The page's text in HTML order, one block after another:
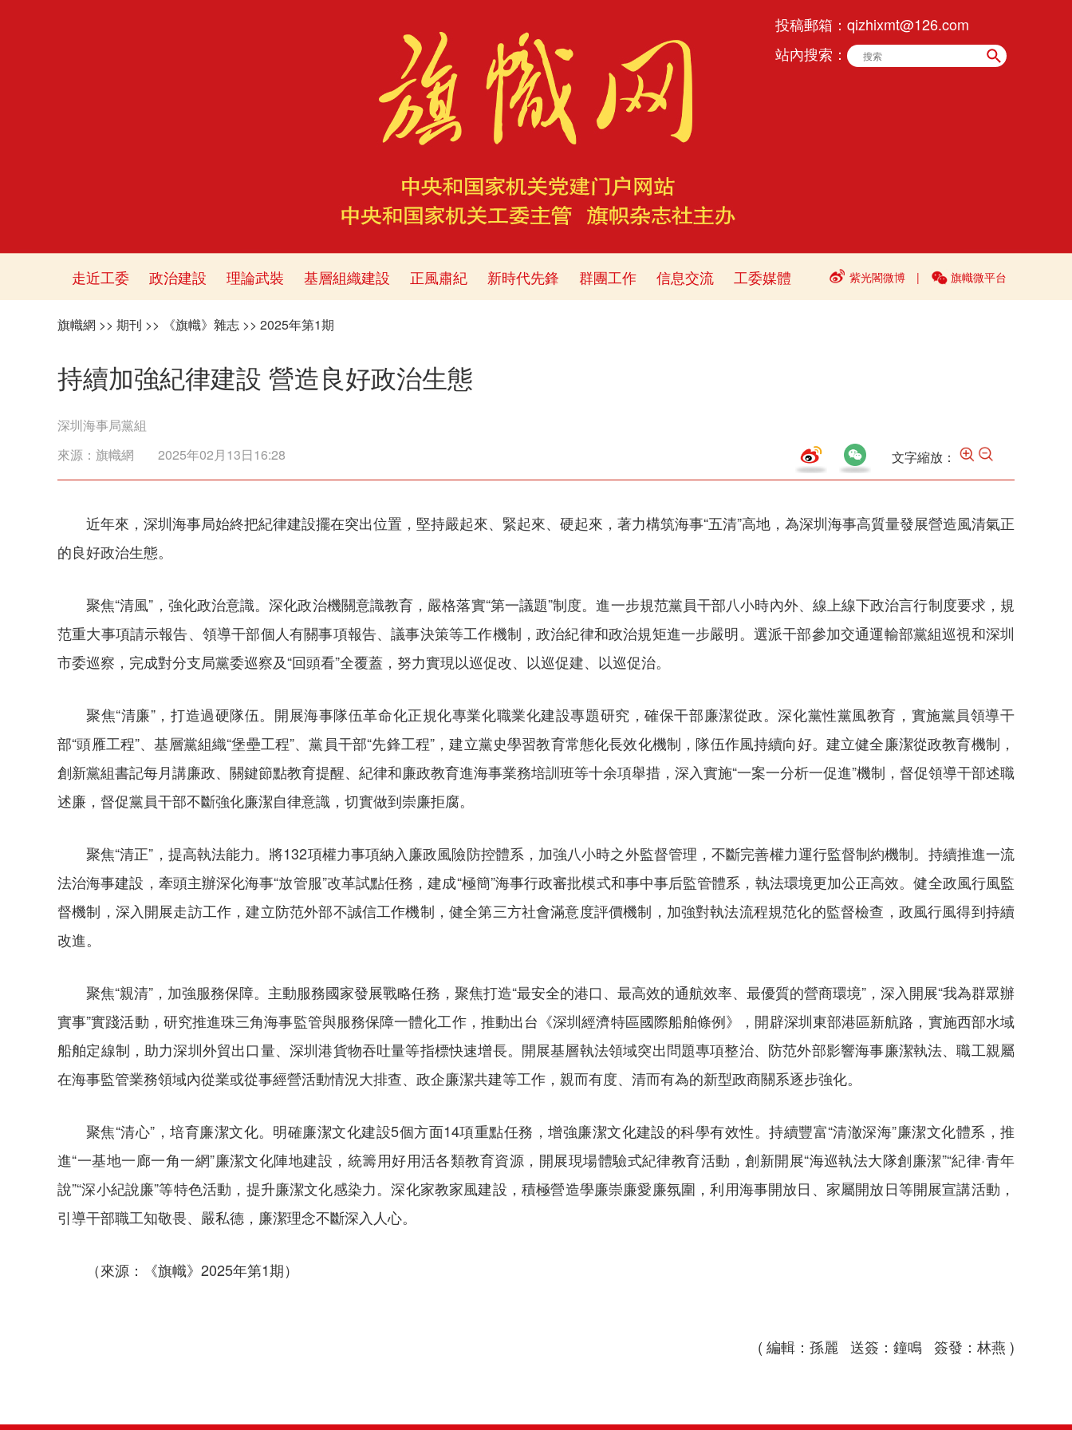
投稿郵箱： qizhixmt@126.com
站內搜索：
走近工委 政治建設 理論武裝 基層組織建設 正風肅紀 新時代先鋒 群團工作 信息交流 工委媒體 紫光閣微博 | 旗幟微平台
旗幟網 >> 期刊 >> 《旗幟》雜志 >> 2025年第1期
持續加強紀律建設 營造良好政治生態
深圳海事局黨組
來源： 旗幟網 2025年02月13日16:28 文字縮放：
近年來，深圳海事局始終把紀律建設擺在突出位置，堅持嚴起來、緊起來、硬起來，著力構筑海事“五清”高地，為深圳海事高質量發展營造風清氣正
的良好政治生態。
聚焦“清風”，強化政治意識。深化政治機關意識教育，嚴格落實“第一議題”制度。進一步規范黨員干部八小時內外、線上線下政治言行制度要求，規
范重大事項請示報告、領導干部個人有關事項報告、議事決策等工作機制，政治紀律和政治規矩進一步嚴明。選派干部參加交通運輸部黨組巡視和深圳
市委巡察，完成對分支局黨委巡察及“回頭看”全覆蓋，努力實現以巡促改、以巡促建、以巡促治。
聚焦“清廉”，打造過硬隊伍。開展海事隊伍革命化正規化專業化職業化建設專題研究，確保干部廉潔從政。深化黨性黨風教育，實施黨員領導干
部“頭雁工程”、基層黨組織“堡壘工程”、黨員干部“先鋒工程”，建立黨史學習教育常態化長效化機制，隊伍作風持續向好。建立健全廉潔從政教育機制，
創新黨組書記每月講廉政、關鍵節點教育提醒、紀律和廉政教育進海事業務培訓班等十余項舉措，深入實施“一案一分析一促進”機制，督促領導干部述職
述廉，督促黨員干部不斷強化廉潔自律意識，切實做到崇廉拒腐。
聚焦“清正”，提高執法能力。將132項權力事項納入廉政風險防控體系，加強八小時之外監督管理，不斷完善權力運行監督制約機制。持續推進一流
法治海事建設，牽頭主辦深化海事“放管服”改革試點任務，建成“極簡”海事行政審批模式和事中事后監管體系，執法環境更加公正高效。健全政風行風監
督機制，深入開展走訪工作，建立防范外部不誠信工作機制，健全第三方社會滿意度評價機制，加強對執法流程規范化的監督檢查，政風行風得到持續
改進。
聚焦“親清”，加強服務保障。主動服務國家發展戰略任務，聚焦打造“最安全的港口、最高效的通航效率、最優質的營商環境”，深入開展“我為群眾辦
實事”實踐活動，研究推進珠三角海事監管與服務保障一體化工作，推動出台《深圳經濟特區國際船舶條例》，開辟深圳東部港區新航路，實施西部水域
船舶定線制，助力深圳外貿出口量、深圳港貨物吞吐量等指標快速增長。開展基層執法領域突出問題專項整治、防范外部影響海事廉潔執法、職工親屬
在海事監管業務領域內從業或從事經營活動情況大排查、政企廉潔共建等工作，親而有度、清而有為的新型政商關系逐步強化。
聚焦“清心”，培育廉潔文化。明確廉潔文化建設5個方面14項重點任務，增強廉潔文化建設的科學有效性。持續豐富“清澈深海”廉潔文化體系，推
進“一基地一廊一角一網”廉潔文化陣地建設，統籌用好用活各類教育資源，開展現場體驗式紀律教育活動，創新開展“海巡執法大隊創廉潔”“紀律·青年
說”“深小紀說廉”等特色活動，提升廉潔文化感染力。深化家教家風建設，積極營造學廉崇廉愛廉氛圍，利用海事開放日、家屬開放日等開展宣講活動，
引導干部職工知敬畏、嚴私德，廉潔理念不斷深入人心。
（來源：《旗幟》2025年第1期）
( 編輯：孫麗 送簽：鐘鳴 簽發：林燕 )